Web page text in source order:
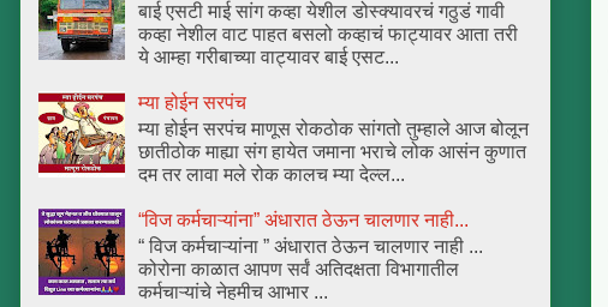
बाई एसटी माई सांग कव्हा येशील डोस्क्यावरचं गठुडं गावी
कव्हा नेशील वाट पाहत बसलो कव्हाचं फाट्यावर आता तरी
ये आम्हा गरीबाच्या वाट्यावर बाई एसट...
म्या होईन सरपंच
म्या होईन सरपंच माणूस रोकठोक सांगतो तुम्हाले आज बोलून
छातीठोक माह्या संग हायेत जमाना भराचे लोक आसंन कुणात
दम तर लावा मले रोक कालच म्या देल्ल...
“विज कर्मचाऱ्यांना” अंधारात ठेऊन चालणार नाही...
“ विज कर्मचाऱ्यांना ” अंधारात ठेऊन चालणार नाही ...
कोरोना काळात आपण सर्वं अतिदक्षता विभागातील
कर्मचाऱ्यांचे नेहमीच आभार ...